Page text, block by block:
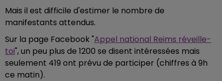
Mais il est difficile d'estimer le nombre de
manifestants attendus.
Sur la page Facebook "Appel national Reims réveille-
toi", un peu plus de 1200 se disent intéressées mais
seulement 419 ont prévu de participer (chiffres à 9h
ce matin).